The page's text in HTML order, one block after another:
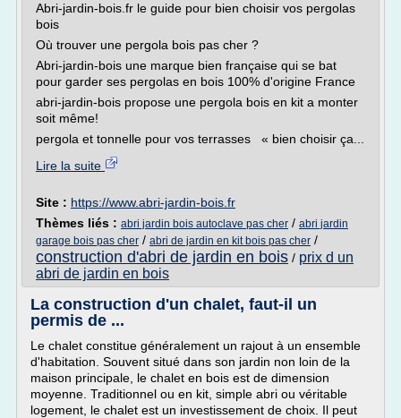
Abri-jardin-bois.fr le guide pour bien choisir vos pergolas
bois
Où trouver une pergola bois pas cher ?
Abri-jardin-bois une marque bien française qui se bat
pour garder ses pergolas en bois 100% d'origine France
abri-jardin-bois propose une pergola bois en kit a monter
soit même!
pergola et tonnelle pour vos terrasses « bien choisir ça...
Lire la suite
Site : https://www.abri-jardin-bois.fr
Thèmes liés : abri jardin bois autoclave pas cher / abri jardin
garage bois pas cher / abri de jardin en kit bois pas cher /
construction d'abri de jardin en bois / prix d un
abri de jardin en bois
La construction d'un chalet, faut-il un
permis de ...
Le chalet constitue généralement un rajout à un ensemble
d'habitation. Souvent situé dans son jardin non loin de la
maison principale, le chalet en bois est de dimension
moyenne. Traditionnel ou en kit, simple abri ou véritable
logement, le chalet est un investissement de choix. Il peut